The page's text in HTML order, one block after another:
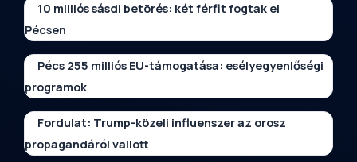
10 milliós sásdi betörés: két férfit fogtak el
Pécsen
Pécs 255 milliós EU-támogatása: esélyegyenlőségi
programok
Fordulat: Trump-közeli influenszer az orosz
propagandáról vallott